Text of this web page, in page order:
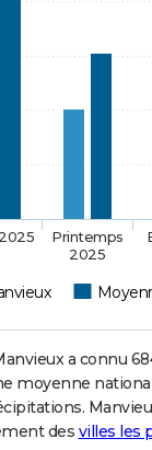
Printemps
2025
a connu
moyenne
des villes les